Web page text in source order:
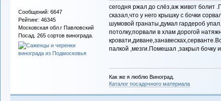
Сообщений: 6647
Рейтинг: 46345
Московская обл.г Павловский
Посад. 265 сортов винограда.
сегодня ржал до слёз,аж живот болит
сказал,что у него крышку с бочки
шумовой гранаты,думал гардероб
потолку,порвали в хлам дорогой
палкой ,мезги.Помешал ,закрыл бочку
Как же я люблю Виноград.
Каталог посадочного материала